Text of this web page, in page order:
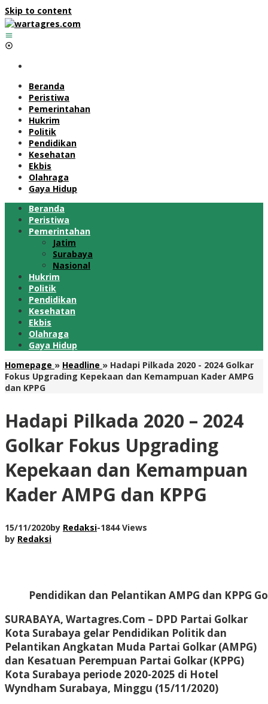
Skip to content
Beranda
Peristiwa
Pemerintahan
Hukrim
Politik
Pendidikan
Kesehatan
Ekbis
Olahraga
Gaya Hidup
Beranda
Peristiwa
Pemerintahan
Jatim
Surabaya
Nasional
Hukrim
Politik
Pendidikan
Kesehatan
Ekbis
Olahraga
Gaya Hidup
Homepage » Headline » Hadapi Pilkada 2020 - 2024 Golkar
Fokus Upgrading Kepekaan dan Kemampuan Kader AMPG
dan KPPG
Hadapi Pilkada 2020 – 2024
Golkar Fokus Upgrading
Kepekaan dan Kemampuan
Kader AMPG dan KPPG
15/11/2020by Redaksi-1844 Views
by Redaksi
Pendidikan dan Pelantikan AMPG dan KPPG
SURABAYA, Wartagres.Com – DPD Partai Golkar
Kota Surabaya gelar Pendidikan Politik dan
Pelantikan Angkatan Muda Partai Golkar (AMPG)
dan Kesatuan Perempuan Partai Golkar (KPPG)
Kota Surabaya periode 2020-2025 di Hotel
Wyndham Surabaya, Minggu (15/11/2020)